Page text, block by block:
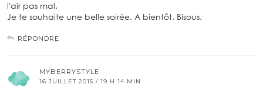
l'air pas mal.
Je te souhaite une belle soirée. A bientôt. Bisous.
RÉPONDRE
MYBERRYSTYLE
16 JUILLET 2015 / 19 H 14 MIN